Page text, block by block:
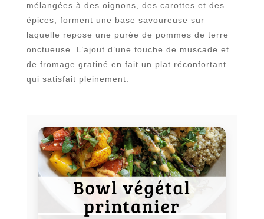
mélangées à des oignons, des carottes et des
épices, forment une base savoureuse sur
laquelle repose une purée de pommes de terre
onctueuse. L’ajout d’une touche de muscade et
de fromage gratiné en fait un plat réconfortant
qui satisfait pleinement.